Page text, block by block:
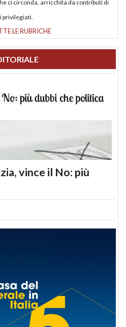
ci circonda, arricchita da contributi di
privilegiati.
LE RUBRICHE
vince il No: più